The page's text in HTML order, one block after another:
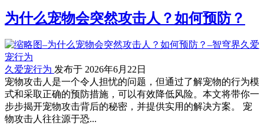
为什么宠物会突然攻击人？如何预防？
久爱宠行为 发布于 2026年6月22日
宠物攻击人是一个令人担忧的问题，但通过了解宠物的行为模
式和采取正确的预防措施，可以有效降低风险。本文将带你一
步步揭开宠物攻击背后的秘密，并提供实用的解决方案。 宠
物攻击人往往源于恐...